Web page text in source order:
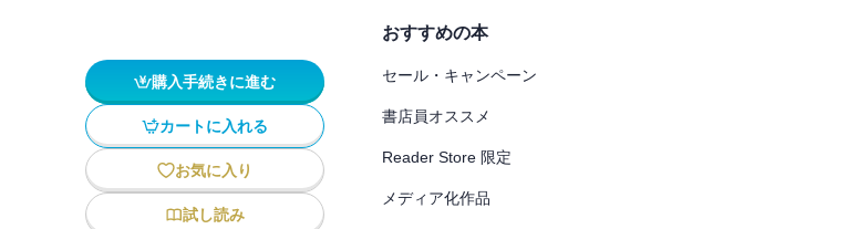
購入手続きに進む
カートに入れる
お気に入り
試し読み
おすすめの本
セール・キャンペーン
書店員オススメ
Reader Store 限定
メディア化作品